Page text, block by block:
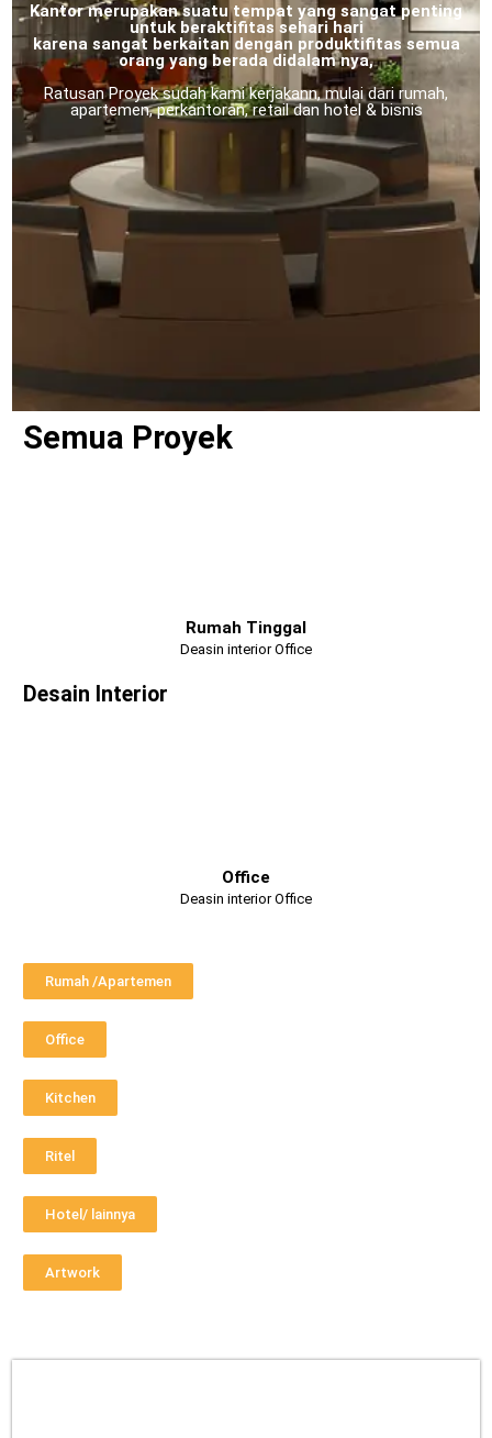
Kantor merupakan suatu tempat yang sangat penting
untuk beraktifitas sehari hari
karena sangat berkaitan dengan produktifitas semua
orang yang berada didalam nya,
Ratusan Proyek sudah kami kerjakann, mulai dari rumah,
apartemen, perkantoran, retail dan hotel & bisnis
Semua Proyek
Rumah Tinggal
Deasin interior Office
Desain Interior
Office
Deasin interior Office
Rumah /Apartemen
Office
Kitchen
Ritel
Hotel/ lainnya
Artwork